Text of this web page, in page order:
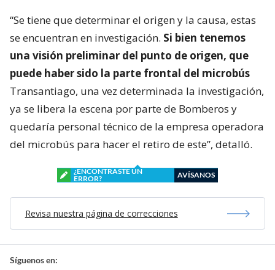
“Se tiene que determinar el origen y la causa, estas
se encuentran en investigación. Si bien tenemos
una visión preliminar del punto de origen, que
puede haber sido la parte frontal del microbús
Transantiago, una vez determinada la investigación,
ya se libera la escena por parte de Bomberos y
quedaría personal técnico de la empresa operadora
del microbús para hacer el retiro de este”, detalló.
¿ENCONTRASTE UN
ERROR?
AVÍSANOS
Revisa nuestra página de correcciones
Síguenos en: